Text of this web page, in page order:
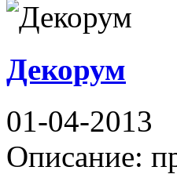
Декорум
01-04-2013
Описание: